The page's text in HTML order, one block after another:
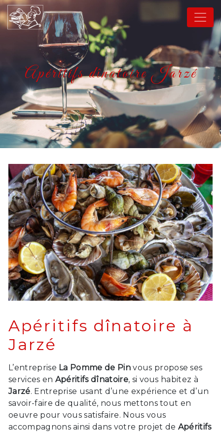
Panneau de gestion des cookies
Apéritifs dînatoire Jarzé
Apéritifs dînatoire à
Jarzé
L’entreprise La Pomme de Pinvous propose ses
services en Apéritifs dînatoire, si vous habitez à
Jarzé. Entreprise usant d’une expérience et d’un
savoir-faire de qualité, nous mettons tout en
oeuvre pour vous satisfaire. Nous vous
accompagnons ainsi dans votre projet de Apéritifs